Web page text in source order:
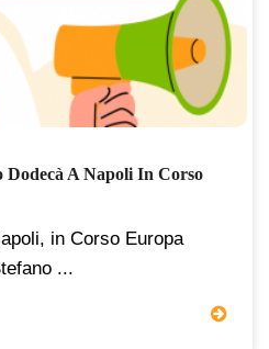
Dodecà A Napoli In Corso
in Corso Europa
...